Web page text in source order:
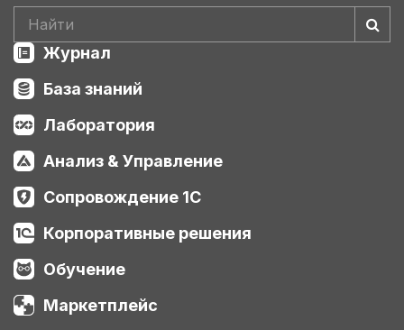
Журнал
База знаний
Лаборатория
Анализ & Управление
Сопровождение 1С
Корпоративные решения
Обучение
Маркетплейс